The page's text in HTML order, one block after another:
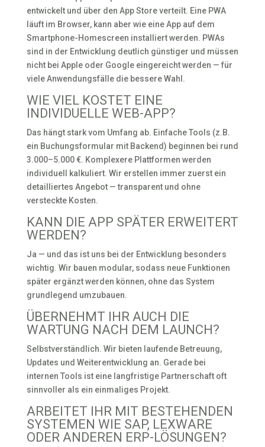
entwickelt und über den App Store verteilt. Eine PWA
läuft im Browser, kann aber wie eine App auf dem
Smartphone-Homescreen installiert werden. PWAs
sind in der Entwicklung deutlich günstiger und müssen
nicht bei Apple oder Google eingereicht werden — für
viele Anwendungsfälle die bessere Wahl.
WIE VIEL KOSTET EINE
INDIVIDUELLE WEB-APP?
Das hängt stark vom Umfang ab. Einfache Tools (z.B.
ein Buchungsformular mit Backend) beginnen bei rund
3.000–5.000 €. Komplexere Plattformen werden
individuell kalkuliert. Wir erstellen immer zuerst ein
detailliertes Angebot — transparent und ohne
versteckte Kosten.
KANN DIE APP SPÄTER ERWEITERT
WERDEN?
Ja — und das ist uns bei der Entwicklung besonders
wichtig. Wir bauen modular, sodass neue Funktionen
später ergänzt werden können, ohne das System
grundlegend umzubauen.
ÜBERNEHMT IHR AUCH DIE
WARTUNG NACH DEM LAUNCH?
Selbstverständlich. Wir bieten laufende Betreuung,
Updates und Weiterentwicklung an. Gerade bei
internen Tools ist eine langfristige Partnerschaft oft
sinnvoller als ein einmaliges Projekt.
ARBEITET IHR MIT BESTEHENDEN
SYSTEMEN WIE SAP, LEXWARE
ODER ANDEREN ERP-LÖSUNGEN?